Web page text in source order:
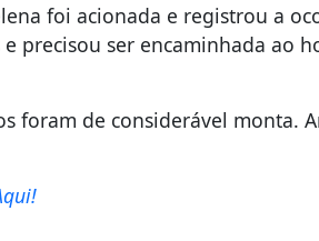
foi acionada e registrou a
precisou ser encaminhada ao
foram de considerável monta.